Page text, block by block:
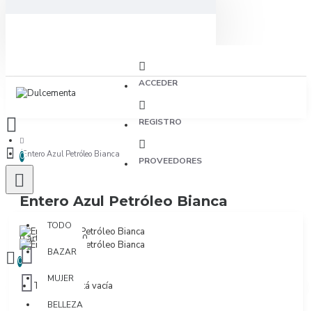
ACCEDER
REGISTRO
PROVEEDORES
0
TODO
TODO
BAZAR
MUJER
BELLEZA
0 artículo(s) - $0
0
Tu bolsa está vacía
Entero Azul Petróleo Bianca
Entero Azul Petróleo Bianca